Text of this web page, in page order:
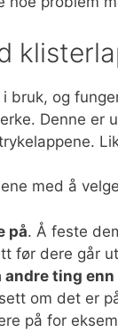
i bruk, og
Denne er
med å
på. Å feste
før dere går
andre ting
om det er
på for